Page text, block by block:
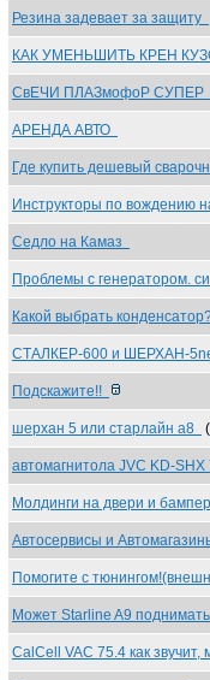
Резина задевает за защиту
КАК УМЕНЬШИТЬ КРЕН
СвЕЧИ ПЛАЗмофоР СУПЕР
АРЕНДА АВТО
Где купить дешевый
Инструкторы по вождению
Седло на Камаз
Проблемы с генератором.
Какой выбрать
СТАЛКЕР-600 и ШЕРХАН-
Подскажите!!
шерхан 5 или старлайн а8 (
автомагнитола JVC KD-SHX
Молдинги на двери и
Автосервисы и
Помогите с
Может Starline A9
CalCell VAC 75.4 как звучит,